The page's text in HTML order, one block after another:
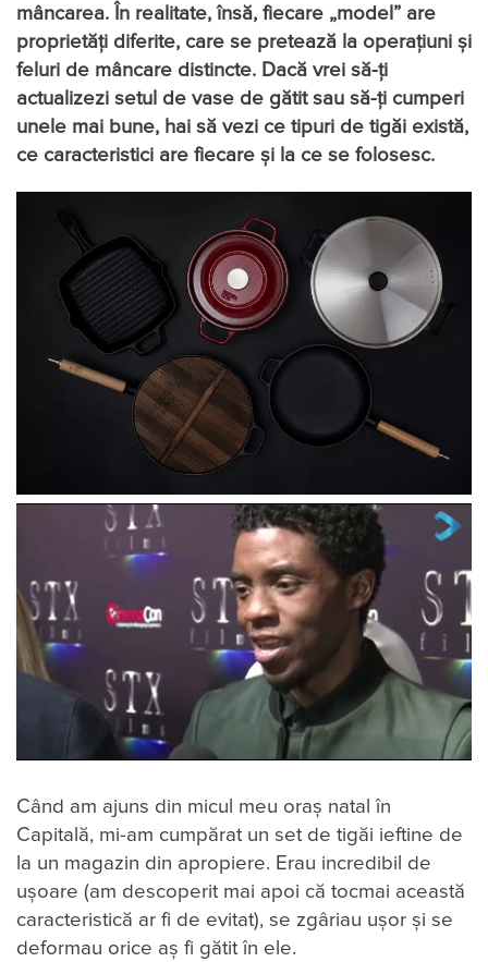
mâncarea. În realitate, însă, fiecare „model” are
proprietăți diferite, care se pretează la operațiuni și
feluri de mâncare distincte. Dacă vrei să-ți
actualizezi setul de vase de gătit sau să-ți cumperi
unele mai bune, hai să vezi ce tipuri de tigăi există,
ce caracteristici are fiecare și la ce se folosesc.
Când am ajuns din micul meu oraș natal în
Capitală, mi-am cumpărat un set de tigăi ieftine de
la un magazin din apropiere. Erau incredibil de
ușoare (am descoperit mai apoi că tocmai această
caracteristică ar fi de evitat), se zgâriau ușor și se
deformau orice aș fi gătit în ele.